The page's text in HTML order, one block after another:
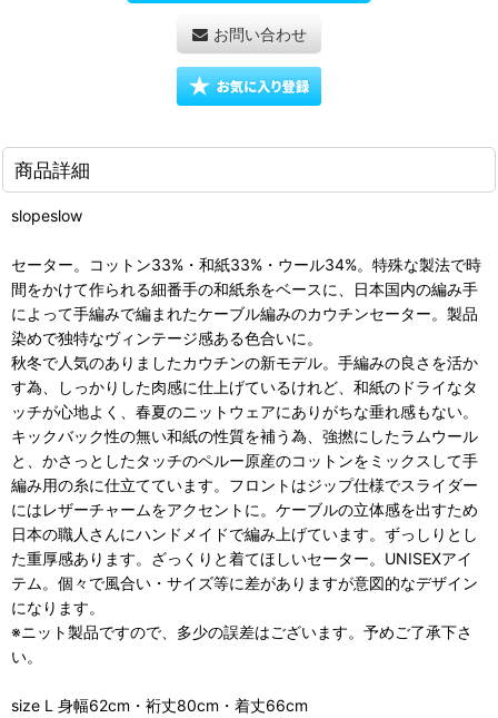
お問い合わせ
商品詳細
slopeslow
セーター。コットン33%・和紙33%・ウール34%。特殊な製法で時
間をかけて作られる細番手の和紙糸をベースに、日本国内の編み手
によって手編みで編まれたケーブル編みのカウチンセーター。製品
染めで独特なヴィンテージ感ある色合いに。
秋冬で人気のありましたカウチンの新モデル。手編みの良さを活か
す為、しっかりした肉感に仕上げているけれど、和紙のドライなタ
ッチが心地よく、春夏のニットウェアにありがちな垂れ感もない。
キックバック性の無い和紙の性質を補う為、強撚にしたラムウール
と、かさっとしたタッチのペルー原産のコットンをミックスして手
編み用の糸に仕立てています。フロントはジップ仕様でスライダー
にはレザーチャームをアクセントに。ケーブルの立体感を出すため
日本の職人さんにハンドメイドで編み上げています。ずっしりとし
た重厚感あります。ざっくりと着てほしいセーター。UNISEXアイ
テム。個々で風合い・サイズ等に差がありますが意図的なデザイン
になります。
※ニット製品ですので、多少の誤差はございます。予めご了承下さ
い。
size L 身幅62cm・裄丈80cm・着丈66cm